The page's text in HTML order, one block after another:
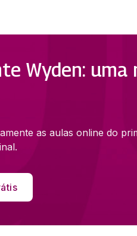
Wyden: uma
as aulas online do